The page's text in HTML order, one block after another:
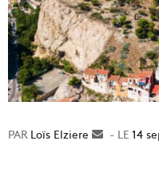
Loïs Elziere
Envoyer
14